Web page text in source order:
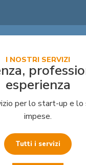
I NOSTRI SERVIZI
esperienza
per lo start-up e
impese.
Tutti i servizi